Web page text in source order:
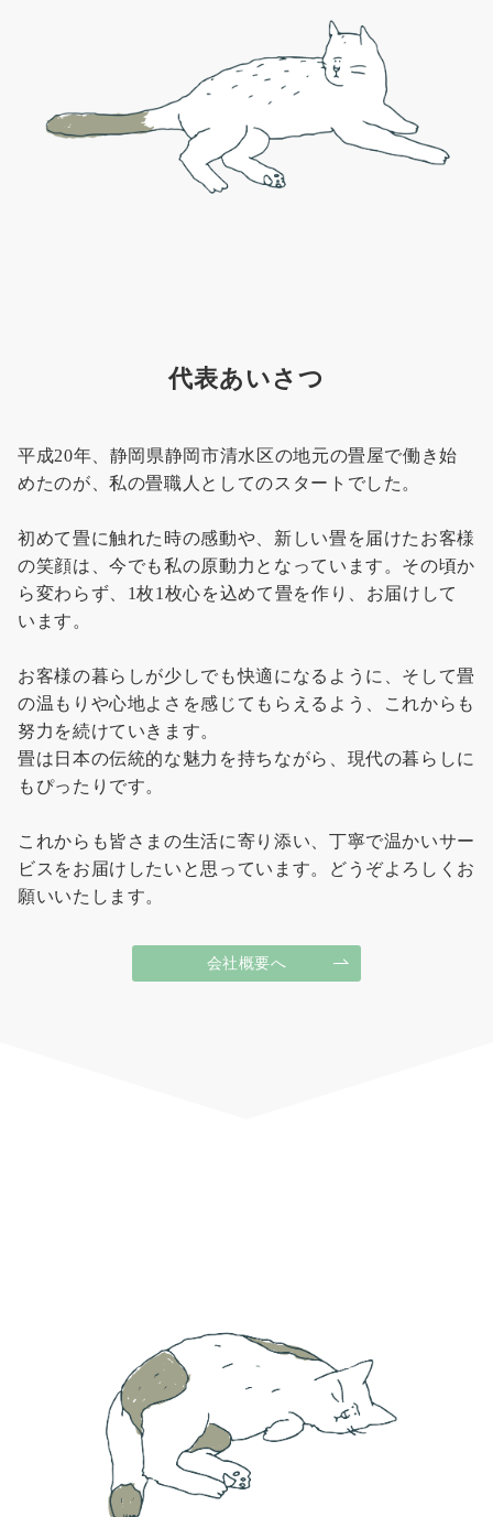
代表あいさつ
平成20年、静岡県静岡市清水区の地元の畳屋で働き始
めたのが、私の畳職人としてのスタートでした。
初めて畳に触れた時の感動や、新しい畳を届けたお客様
の笑顔は、今でも私の原動力となっています。その頃か
ら変わらず、1枚1枚心を込めて畳を作り、お届けして
います。
お客様の暮らしが少しでも快適になるように、そして畳
の温もりや心地よさを感じてもらえるよう、これからも
努力を続けていきます。
畳は日本の伝統的な魅力を持ちながら、現代の暮らしに
もぴったりです。
これからも皆さまの生活に寄り添い、丁寧で温かいサー
ビスをお届けしたいと思っています。どうぞよろしくお
願いいたします。
会社概要へ